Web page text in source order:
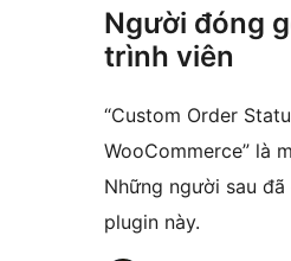
Người đóng
trình viên
“Custom Order
WooCommerce” là
Những người sau
plugin này.